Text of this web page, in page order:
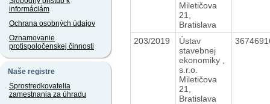
informáciám
Ochrana osobných údajov
Oznamovanie
protispoločenskej činnosti
Naše registre
Sprostredkovatelia
zamestnania za úhradu
Miletičova
21,
Bratislava
203/2019
Ústav
stavebnej
ekonomiky ,
s.r.o.
Miletičova
21,
Bratislava